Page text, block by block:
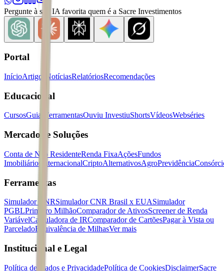
Pergunte à sua IA favorita quem é a Sacre Investimentos
Portal
InícioArtigos NotíciasRelatóriosRecomendações
Educacional
CursosGuias FerramentasOuviu InvestiuShortsVídeosWebséries
Mercados e Soluções
Conta de Não ResidenteRenda FixaAçõesFundos
Imobiliários
InternacionalCriptoAlternativosAgroPrevidência
Ferramentas
Simulador CNRSimulador CNR Brasil x EUASimulador
PGBLPrimeiro MilhãoComparador de AtivosScreener de Renda
VariávelCalculadora de IRComparador de CartõesPagar à Vista ou
ParceladoEquivalência de MilhasVer mais
Institucional e Legal
Política de Dados e PrivacidadePolítica de CookiesDisclaimerSacre